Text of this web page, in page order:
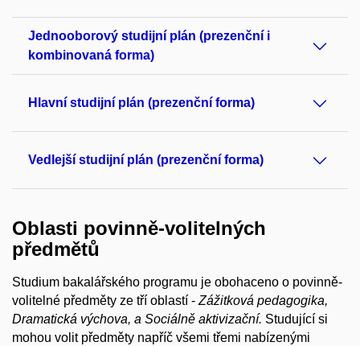
Jednooborový studijní plán (prezenční i
kombinovaná forma)
Hlavní studijní plán (prezenční forma)
Vedlejší studijní plán (prezenční forma)
Oblasti povinně-volitelných
předmětů
Studium bakalářského programu je obohaceno o povinně-
volitelné předměty ze tří oblastí - Zážitková pedagogika,
Dramatická výchova, a Sociálně aktivizační. Studující si
mohou volit předměty napříč všemi třemi nabízenými